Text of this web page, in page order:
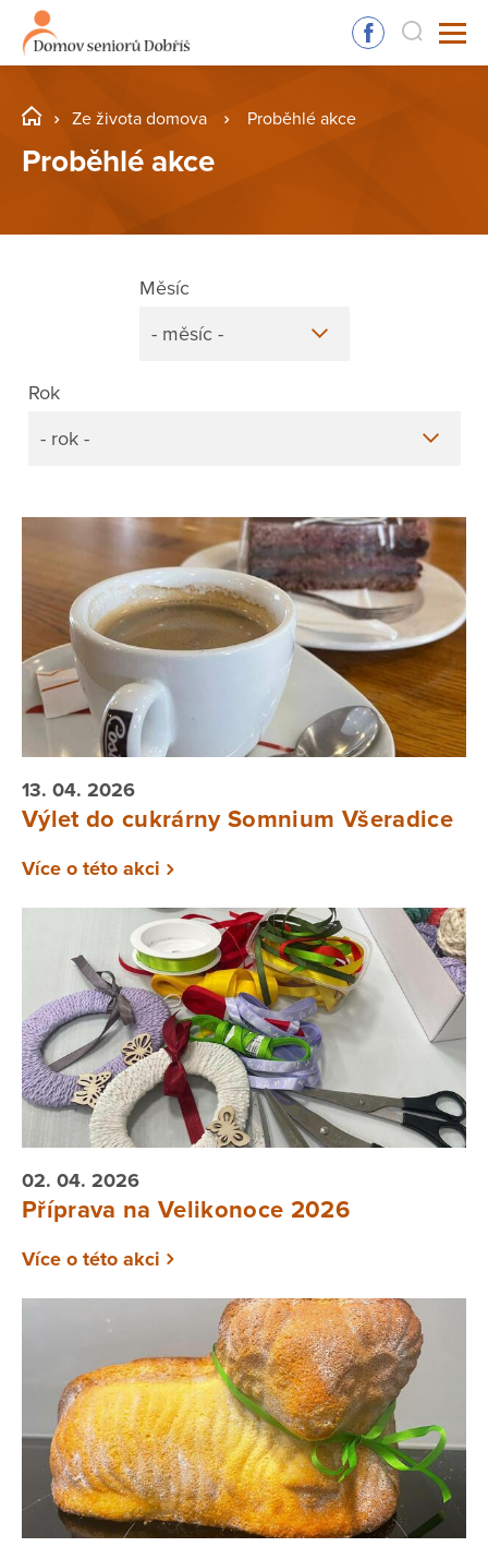
Ze života domova Proběhlé akce
Proběhlé akce
Rok
- rok -
Měsíc
- měsíc -
13. 04. 2026
Výlet do cukrárny Somnium Všeradice
Více o této akci
02. 04. 2026
Příprava na Velikonoce 2026
Více o této akci